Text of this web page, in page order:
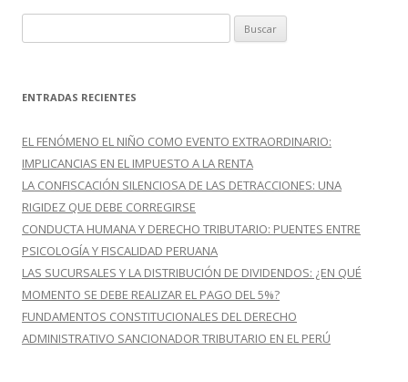
u
c
r
:
ENTRADAS RECIENTES
EL FENÓMENO EL NIÑO COMO EVENTO EXTRAORDINARIO:
IMPLICANCIAS EN EL IMPUESTO A LA RENTA
LA CONFISCACIÓN SILENCIOSA DE LAS DETRACCIONES: UNA
RIGIDEZ QUE DEBE CORREGIRSE
CONDUCTA HUMANA Y DERECHO TRIBUTARIO: PUENTES ENTRE
PSICOLOGÍA Y FISCALIDAD PERUANA
LAS SUCURSALES Y LA DISTRIBUCIÓN DE DIVIDENDOS: ¿EN QUÉ
MOMENTO SE DEBE REALIZAR EL PAGO DEL 5%?
FUNDAMENTOS CONSTITUCIONALES DEL DERECHO
ADMINISTRATIVO SANCIONADOR TRIBUTARIO EN EL PERÚ